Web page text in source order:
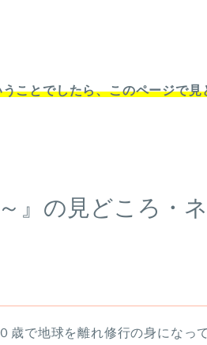
ことでしたら、このページで見
』の見どころ・
歳で地球を離れ修行の身になって